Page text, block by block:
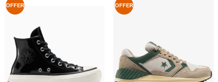
OFFER OFFER